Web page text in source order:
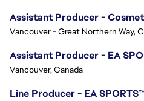
Assistant Producer -
Vancouver - Great Northern Way,
Assistant Producer - EA
Vancouver, Canada
Line Producer - EA